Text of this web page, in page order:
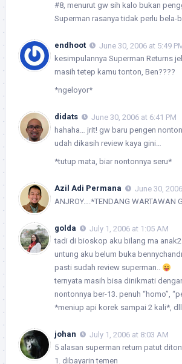
#8, menurut gw sih kalo bukan
Superman rasanya tidak perlu bela-
endhoot
June 30, 2006 at 5:49
kesimpulannya Superman Returns
masih tetep kamu tonton, Ben????
*ngeloyor*
didats
June 30, 2006 at 6:41 PM
hahaha… jrit! gw baru pengen
udah dikasih review kaya gini…
*tutup mata, biar nontonnya seru*
Azil Adi Permana
June 30,
ANJROY….*TENDANG WARTAWAN
golda
July 1, 2006 at 1:05 AM
tadi di bioskop aku bilang ma
untung aku belum buka
pasti sudah review superman..
ternyata masih bisa dinikmati
nontonnya ber-13. penuh “homo”,
*meniup api korek sampai 2 kali*,
johan
July 1, 2006 at 8:03 AM
5 alasan superman return patut
1. dibayarin temen